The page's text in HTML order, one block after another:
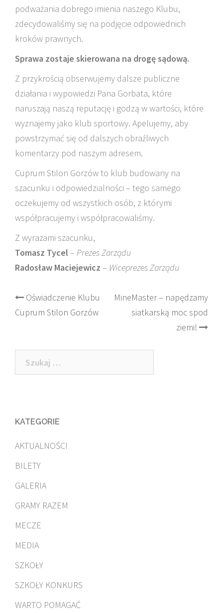
podważania dobrego imienia naszego Klubu,
zdecydowaliśmy się na podjęcie odpowiednich
kroków prawnych.
Sprawa zostaje skierowana na drogę sądową.
Z przykrością obserwujemy dalsze publiczne
działania i wypowiedzi Pana Gorbata, które
naruszają naszą reputację i godzą w wartości, które
wyznajemy jako klub sportowy. Apelujemy, aby
powstrzymać się od dalszych obraźliwych
komentarzy pod naszym adresem.
Cuprum Stilon Gorzów to klub budowany na
szacunku i odpowiedzialności – tego samego
oczekujemy od wszystkich osób, z którymi
współpracujemy i współpracowaliśmy.
Z wyrazami szacunku,
Tomasz Tycel – Prezes Zarządu
Radosław Maciejewicz – Wiceprezes Zarządu
Post
navigation
Oświadczenie Klubu
Cuprum Stilon Gorzów
MineMaster – napędzamy
siatkarską moc spod
ziemi!
Szukaj:
KATEGORIE
AKTUALNOŚCI
BILETY
GALERIA
GRAMY RAZEM
MECZE
MEDIA
SZKOŁY
SZKOŁY KONKURS
WARTO POMAGAĆ